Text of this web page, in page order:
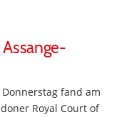
Donnerstag fand am
Royal Court of